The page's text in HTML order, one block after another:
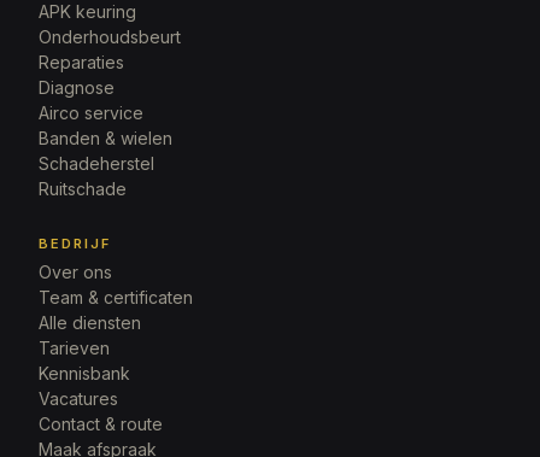
APK keuring
Onderhoudsbeurt
Reparaties
Diagnose
Airco service
Banden & wielen
Schadeherstel
Ruitschade
BEDRIJF
Over ons
Team & certificaten
Alle diensten
Tarieven
Kennisbank
Vacatures
Contact & route
Maak afspraak